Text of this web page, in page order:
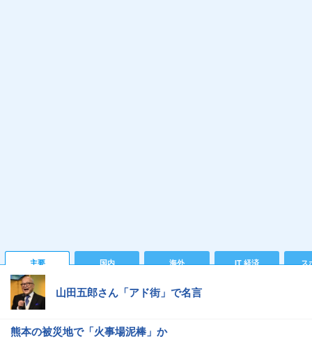
主要 国内 海外 IT 経済 ス
山田五郎さん「アド街」で名言
熊本の被災地で「火事場泥棒」か